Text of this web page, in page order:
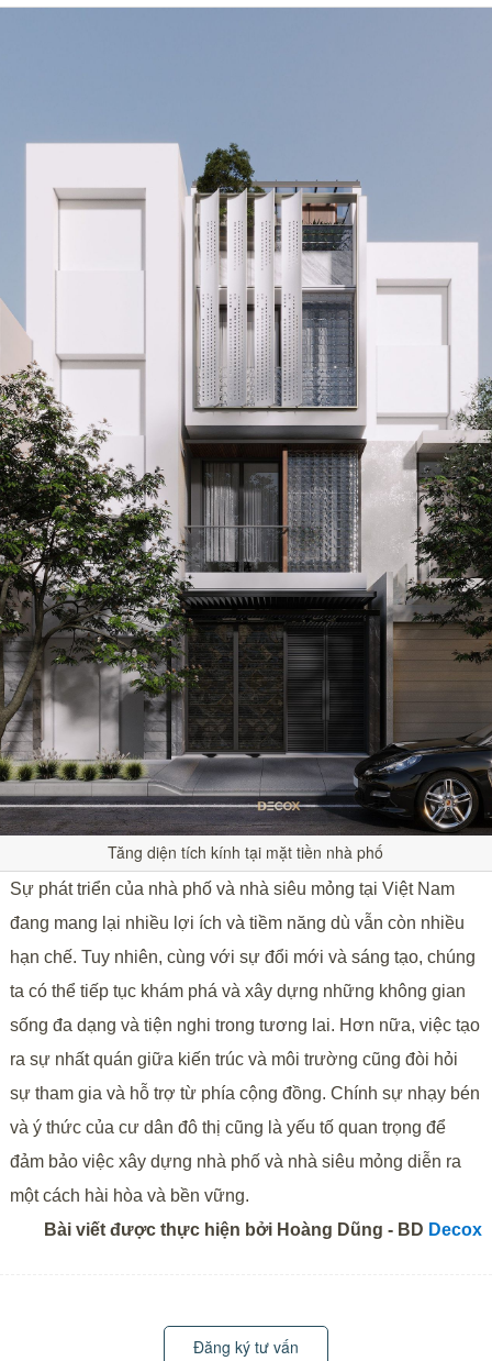
Tăng diện tích kính tại mặt tiền nhà phố
Sự phát triển của nhà phố và nhà siêu mỏng tại Việt Nam
đang mang lại nhiều lợi ích và tiềm năng dù vẫn còn nhiều
hạn chế. Tuy nhiên, cùng với sự đổi mới và sáng tạo, chúng
ta có thể tiếp tục khám phá và xây dựng những không gian
sống đa dạng và tiện nghi trong tương lai. Hơn nữa, việc tạo
ra sự nhất quán giữa kiến trúc và môi trường cũng đòi hỏi
sự tham gia và hỗ trợ từ phía cộng đồng. Chính sự nhạy bén
và ý thức của cư dân đô thị cũng là yếu tố quan trọng để
đảm bảo việc xây dựng nhà phố và nhà siêu mỏng diễn ra
một cách hài hòa và bền vững.
Bài viết được thực hiện bởi Hoàng Dũng - BD Decox
Đăng ký tư vấn